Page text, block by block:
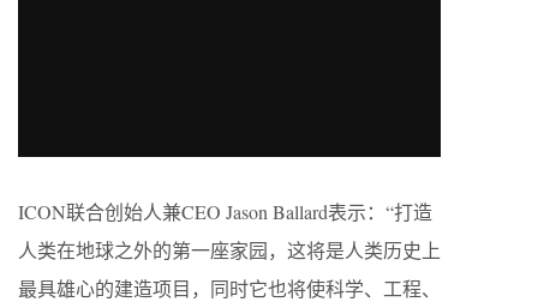
ICON联合创始人兼CEO Jason Ballard表示：“打造
人类在地球之外的第一座家园，这将是人类历史上
最具雄心的建造项目，同时它也将使科学、工程、